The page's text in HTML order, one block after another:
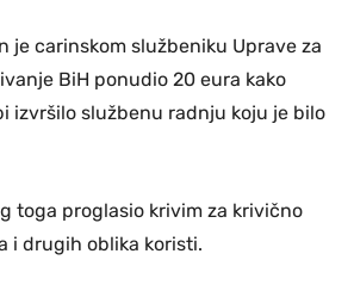
je carinskom službeniku Uprave za
BiH ponudio 20 eura kako
izvršilo službenu radnju koju je bilo
toga proglasio krivim za krivično
i drugih oblika koristi.